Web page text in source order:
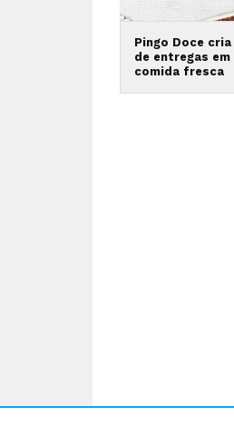
Pingo Doce
de entregas
comida fresca